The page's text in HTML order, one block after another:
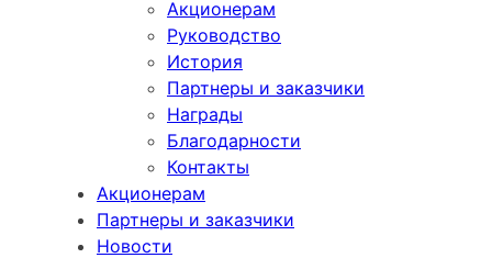
Акционерам
Руководство
История
Партнеры и заказчики
Награды
Благодарности
Контакты
Акционерам
Партнеры и заказчики
Новости